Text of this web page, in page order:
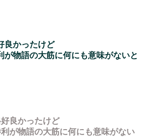
良かったけど
が物語の大筋に何にも意味がないと
良かったけど
が物語の大筋に何にも意味がない